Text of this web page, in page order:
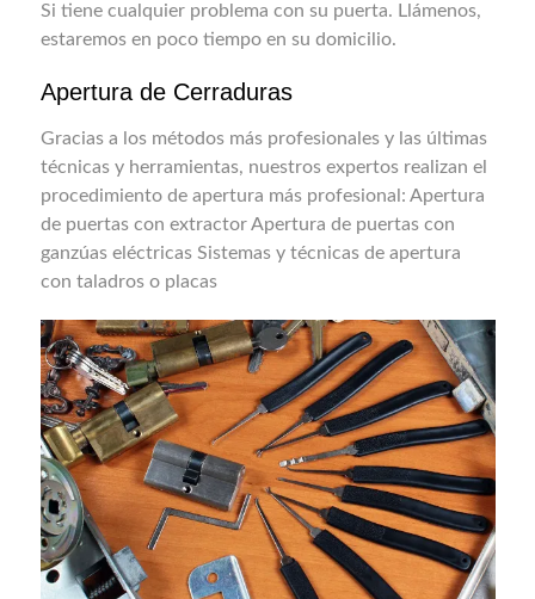
Si tiene cualquier problema con su puerta. Llámenos,
estaremos en poco tiempo en su domicilio.
Apertura de Cerraduras
Gracias a los métodos más profesionales y las últimas
técnicas y herramientas, nuestros expertos realizan el
procedimiento de apertura más profesional: Apertura
de puertas con extractor Apertura de puertas con
ganzúas eléctricas Sistemas y técnicas de apertura
con taladros o placas